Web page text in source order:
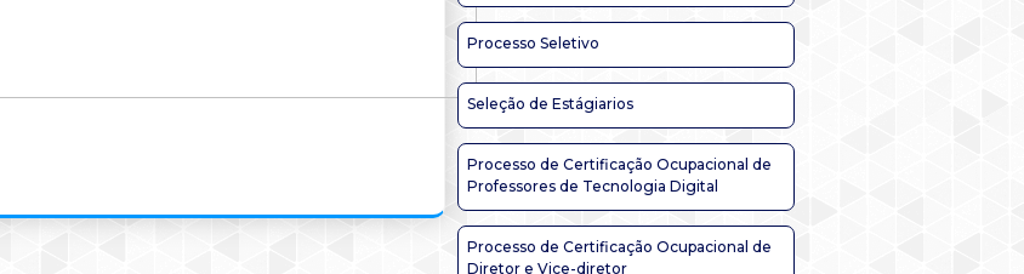
Processo Seletivo
Seleção de Estágiarios
Processo de Certificação Ocupacional de
Professores de Tecnologia Digital
Processo de Certificação Ocupacional de
Diretor e Vice-diretor